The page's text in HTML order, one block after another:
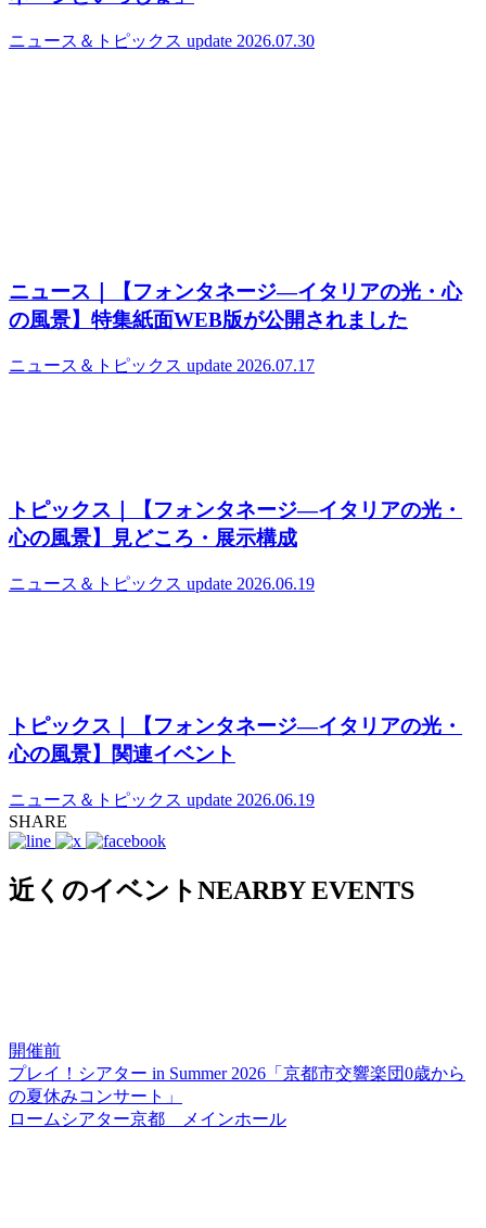
ニュース＆トピックス update 2026.07.30
ニュース｜【フォンタネージ—イタリアの光・心
の風景】特集紙面WEB版が公開されました
ニュース＆トピックス update 2026.07.17
トピックス｜【フォンタネージ—イタリアの光・
心の風景】見どころ・展示構成
ニュース＆トピックス update 2026.06.19
トピックス｜【フォンタネージ—イタリアの光・
心の風景】関連イベント
ニュース＆トピックス update 2026.06.19
SHARE
近くのイベントNEARBY EVENTS
開催前
プレイ！シアター in Summer 2026「京都市交響楽団0歳から
の夏休みコンサート」
ロームシアター京都 メインホール